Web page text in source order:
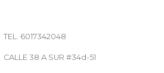
TEL. 6017342048
CALLE 38 A SUR #34d-51